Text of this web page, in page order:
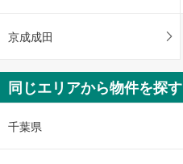
京成成田
同じエリアから物件を探す
千葉県